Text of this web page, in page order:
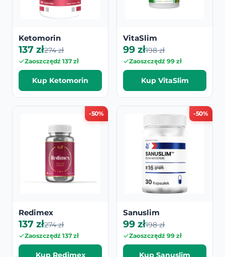
Ketomorin
137 zł274 zł
Zaoszczędź 137 zł
Kup Ketomorin
VitaSlim
99 zł198 zł
Zaoszczędź 99 zł
Kup VitaSlim
-50%
Redimex
137 zł274 zł
Zaoszczędź 137 zł
Kup Redimex
-50%
Sanuslim
99 zł198 zł
Zaoszczędź 99 zł
Kup Sanuslim